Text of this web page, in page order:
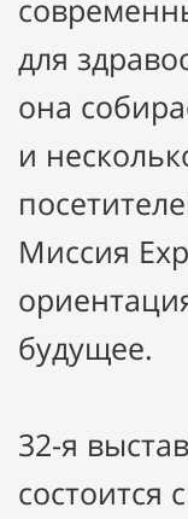
для
она
и
Миссия
будущее.
32-я
состоится